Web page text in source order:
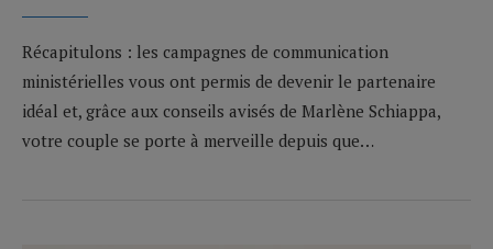
Récapitulons : les campagnes de communication
ministérielles vous ont permis de devenir le partenaire
idéal et, grâce aux conseils avisés de Marlène Schiappa,
votre couple se porte à merveille depuis que…